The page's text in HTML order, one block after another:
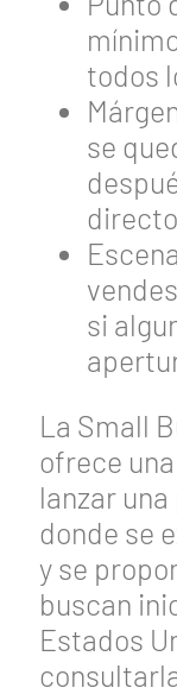
todos
se
si
La Small
ofrece
lanzar
donde se
y se
buscan
Estados